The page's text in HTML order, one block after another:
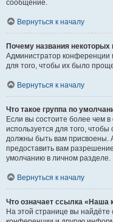
сообщение.
Вернуться к началу
Почему названия
Администратор конференции
для того, чтобы их было
Вернуться к началу
Что такое группа по
Если вы состоите более чем
используется для того,
должны быть вам присвоены.
предоставить вам
умолчанию в личном разделе.
Вернуться к началу
Что означает ссылка «Наша
На этой странице вы